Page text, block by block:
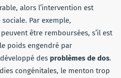
alors l’intervention est
Par exemple,
peuvent être remboursées, s’il est
poids engendré par
des problèmes de dos.
congénitales, le menton trop